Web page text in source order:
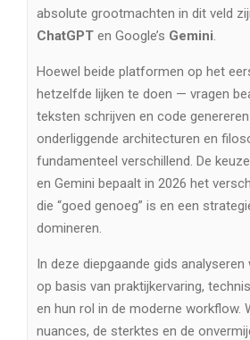
absolute grootmachten in dit veld
ChatGPT en Google’s Gemini.
Hoewel beide platformen op het
hetzelfde lijken te doen — vragen
teksten schrijven en code
onderliggende architecturen en
fundamenteel verschillend. De
en Gemini bepaalt in 2026 het
die “goed genoeg” is en een
domineren.
In deze diepgaande gids
op basis van praktijkervaring,
en hun rol in de moderne workflow.
nuances, de sterktes en de